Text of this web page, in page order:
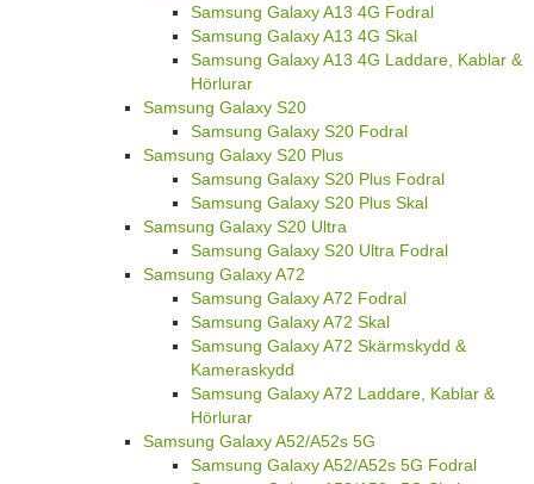
Samsung Galaxy A13 4G Fodral
Samsung Galaxy A13 4G Skal
Samsung Galaxy A13 4G Laddare, Kablar &
Hörlurar
Samsung Galaxy S20
Samsung Galaxy S20 Fodral
Samsung Galaxy S20 Plus
Samsung Galaxy S20 Plus Fodral
Samsung Galaxy S20 Plus Skal
Samsung Galaxy S20 Ultra
Samsung Galaxy S20 Ultra Fodral
Samsung Galaxy A72
Samsung Galaxy A72 Fodral
Samsung Galaxy A72 Skal
Samsung Galaxy A72 Skärmskydd &
Kameraskydd
Samsung Galaxy A72 Laddare, Kablar &
Hörlurar
Samsung Galaxy A52/A52s 5G
Samsung Galaxy A52/A52s 5G Fodral